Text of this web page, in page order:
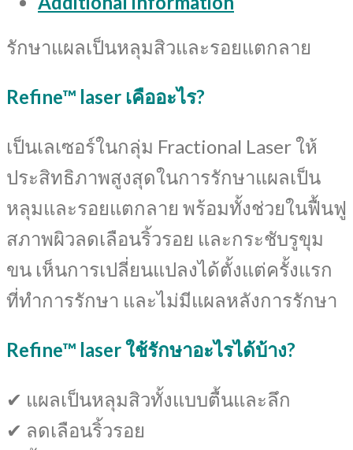
รักษาแผลเป็นหลุมสิวและรอยแตกลาย
Refine™ laser เคืออะไร?
เป็นเลเซอร์ในกลุ่ม Fractional Laser ให้
ประสิทธิภาพสูงสุดในการรักษาแผลเป็น
หลุมและรอยแตกลาย พร้อมทั้งช่วยในฟื้นฟู
สภาพผิวลดเลือนริ้วรอย และกระชับรูขุม
ขน เห็นการเปลี่ยนแปลงได้ตั้งแต่ครั้งแรก
ที่ทำการรักษา และไม่มีแผลหลังการรักษา
Refine™ laser ใช้รักษาอะไรได้บ้าง?
✔ แผลเป็นหลุมสิวทั้งแบบตื้นและลึก
✔ ลดเลือนริ้วรอย